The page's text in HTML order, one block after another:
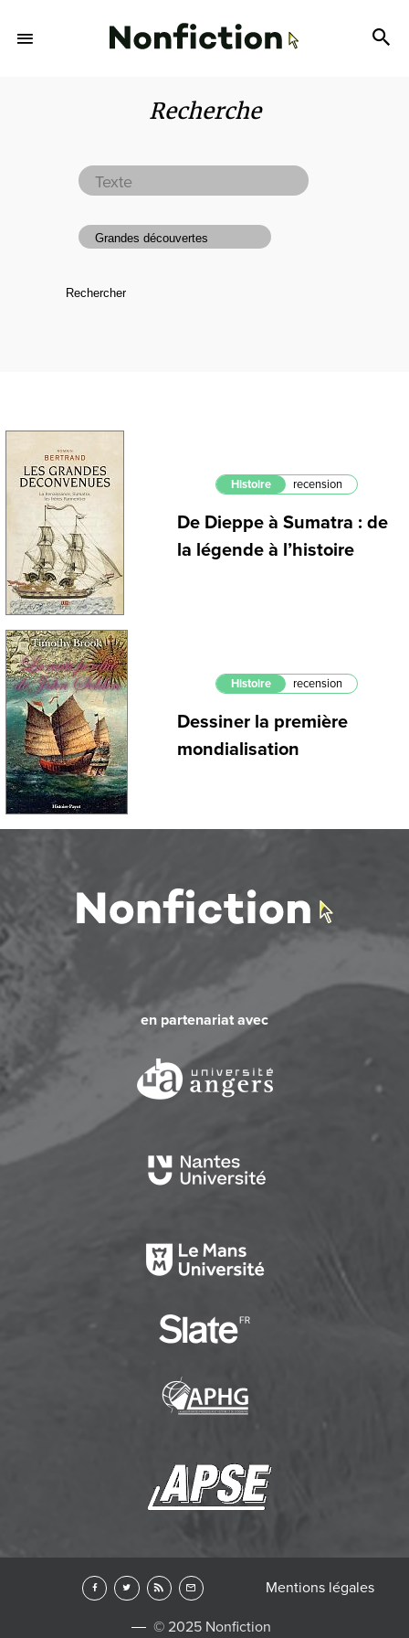
Recherche
Histoire recension
De Dieppe à Sumatra : de
la légende à l’histoire
Histoire recension
Dessiner la première
mondialisation
en partenariat avec
© 2025 Nonfiction
Mentions légales